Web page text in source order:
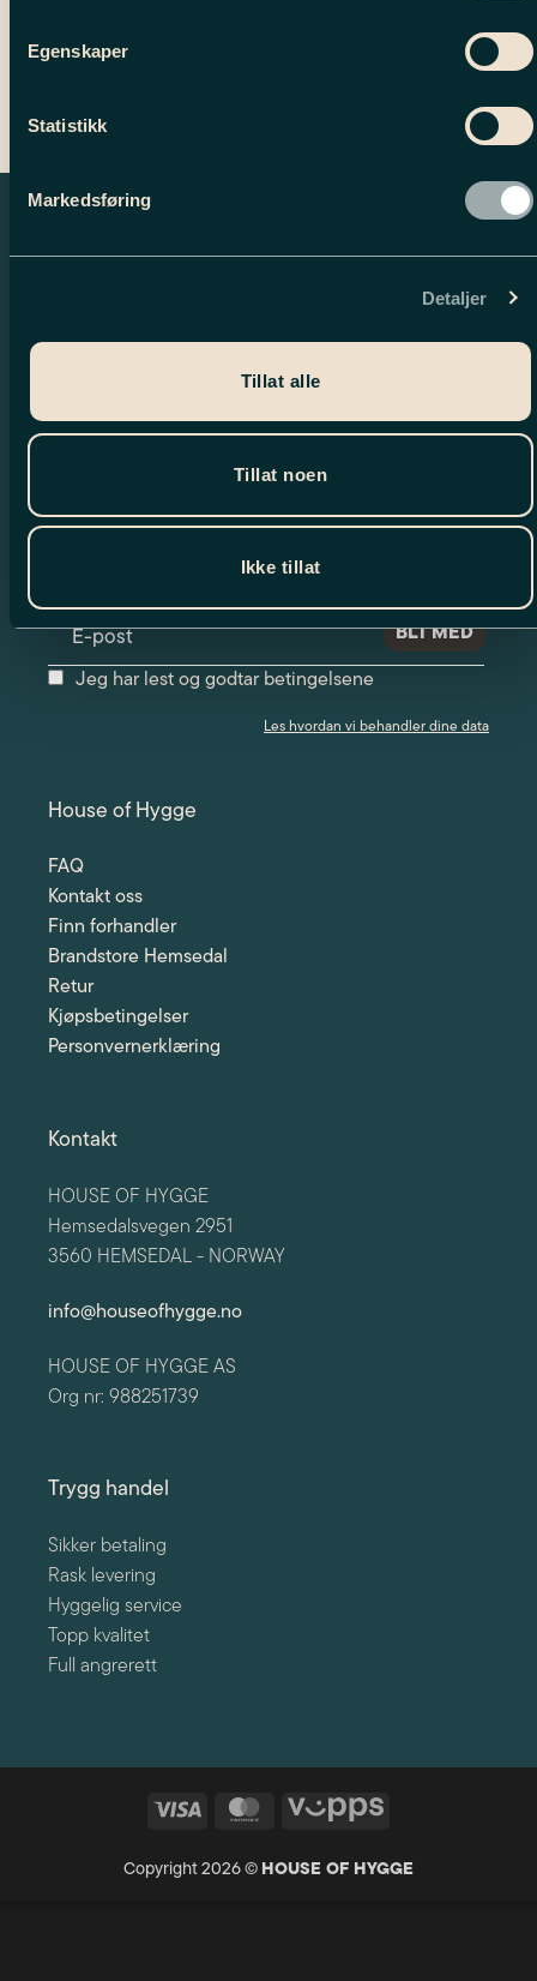
Egenskaper
Statistikk
Markedsføring
Detaljer
Tillat alle
Tillat noen
Ikke tillat
spennende nyheter og eksklusive tilbud.
Jeg har lest og godtar betingelsene
Les hvordan vi behandler dine data
House of Hygge
FAQ
Kontakt oss
Finn forhandler
Brandstore Hemsedal
Retur
Kjøpsbetingelser
Personvernerklæring
Kontakt
HOUSE OF HYGGE
Hemsedalsvegen 2951
3560 HEMSEDAL - NORWAY
info@houseofhygge.no
HOUSE OF HYGGE AS
Org nr: 988251739
Trygg handel
Sikker betaling
Rask levering
Hyggelig service
Topp kvalitet
Full angrerett
Visa MasterCard Vipps
Copyright 2026 © HOUSE OF HYGGE